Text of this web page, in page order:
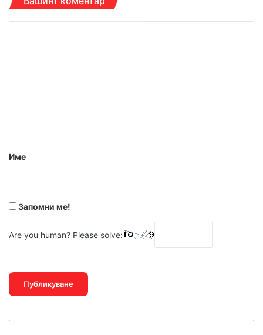
р
Име
Запомни ме!
Are you human? Please solve: